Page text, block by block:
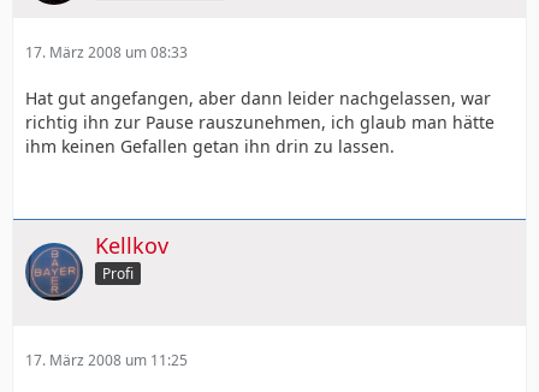
17. März 2008 um 08:33
Hat gut angefangen, aber dann leider nachgelassen, war
richtig ihn zur Pause rauszunehmen, ich glaub man hätte
ihm keinen Gefallen getan ihn drin zu lassen.
Kellkov
Profi
17. März 2008 um 11:25